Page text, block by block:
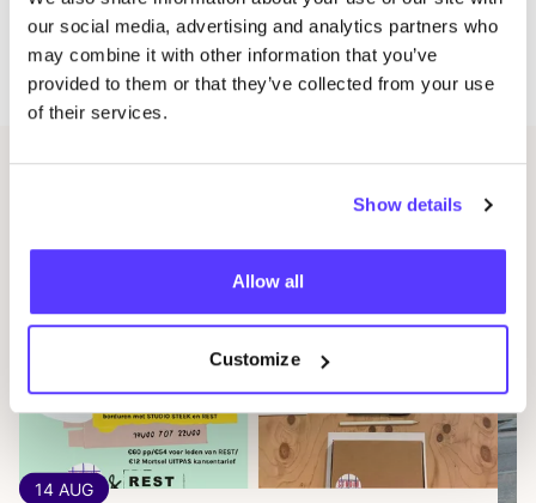
our social media, advertising and analytics partners who
may combine it with other information that you’ve
provided to them or that they’ve collected from your use
of their services.
Show details
Allow all
Customize
quilt­ge­reed­schap, rol­mes, snij­mat en de gebrui­ke­lij­ke
naaigereedschappen.
Gerelateerde evenementen
14 AUG